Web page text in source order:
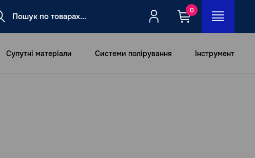
0
Супутні матеріали Системи полірування Інструмент